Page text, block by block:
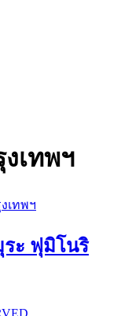
เทพฯ
ะ ฟุมิโนริ